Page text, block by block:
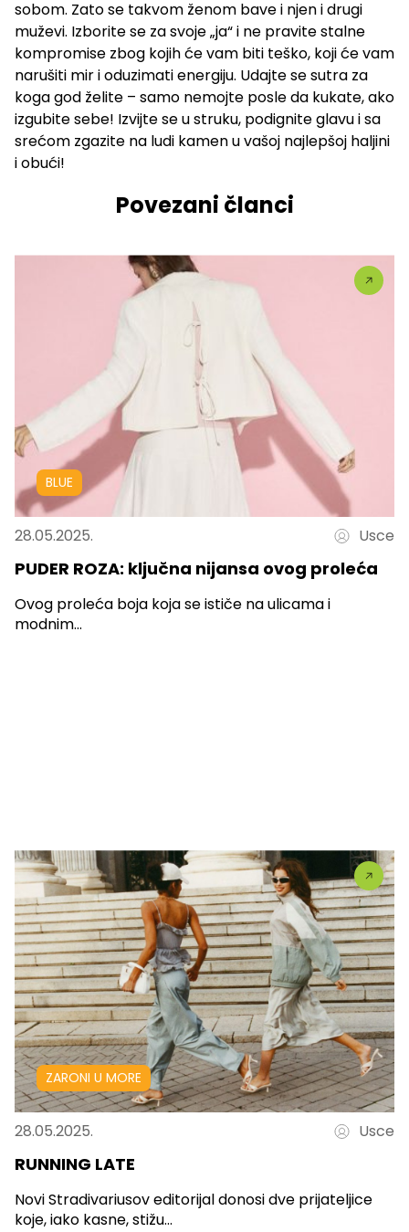
sobom. Zato se takvom ženom bave i njen i drugi
muževi. Izborite se za svoje „ja“ i ne pravite stalne
kompromise zbog kojih će vam biti teško, koji će vam
narušiti mir i oduzimati energiju. Udajte se sutra za
koga god želite – samo nemojte posle da kukate, ako
izgubite sebe! Izvijte se u struku, podignite glavu i sa
srećom zgazite na ludi kamen u vašoj najlepšoj haljini
i obući!
Povezani članci
BLUE
28.05.2025. Usce
PUDER ROZA: ključna nijansa ovog proleća
Ovog proleća boja koja se ističe na ulicama i
modnim...
ZARONI U MORE
28.05.2025. Usce
RUNNING LATE
Novi Stradivariusov editorijal donosi dve prijateljice
koje, iako kasne, stižu...